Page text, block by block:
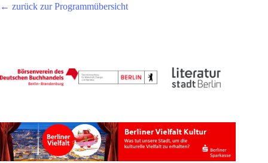
← zurück zur Programmübersicht